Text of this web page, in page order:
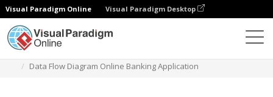
Visual Paradigm Online Visual Paradigm Desktop
Data Flow Diagram Online Banking Application